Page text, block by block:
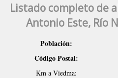
Listado completo de
Antonio Este, Río
Población:
Código Postal:
Km a Viedma: